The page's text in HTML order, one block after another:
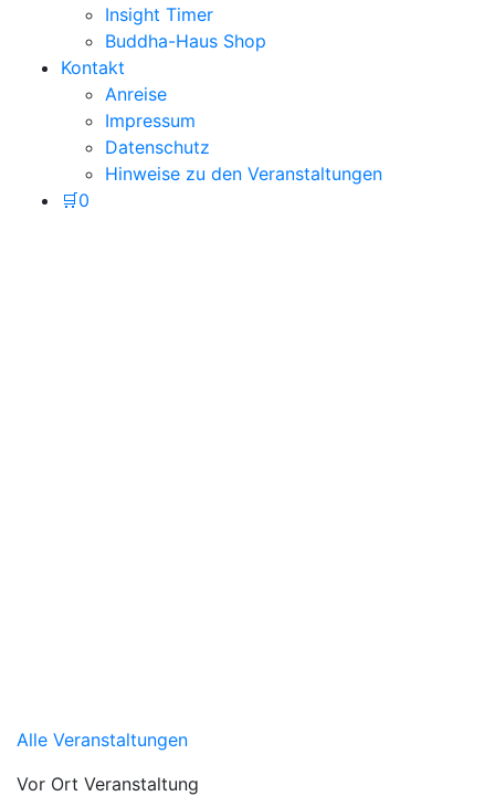
Insight Timer
Buddha-Haus Shop
Kontakt
Anreise
Impressum
Datenschutz
Hinweise zu den Veranstaltungen
🛒0
Alle Veranstaltungen
Vor Ort Veranstaltung